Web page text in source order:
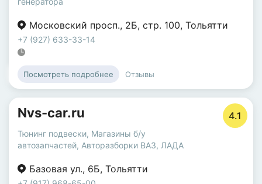
Московский просп., 2Б, стр. 100, Тольятти
+7 (927) 633-33-14
Посмотреть подробнее Отзывы
Nvs-car.ru 4.1
Тюнинг подвески, Магазины б/у
автозапчастей, Авторазборки ВАЗ, ЛАДА
Базовая ул., 6Б, Тольятти